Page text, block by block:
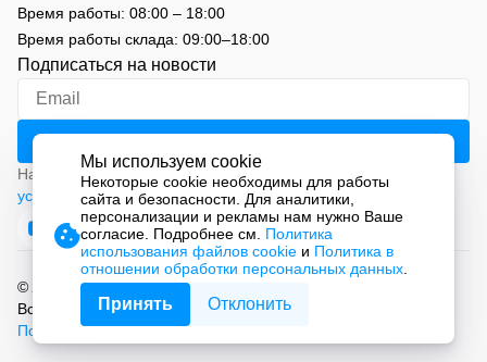
Время работы: 08:00 – 18:00
Время работы склада: 09:00–18:00
Подписаться на новости
Нажимая на кнопку «Подписаться», вы соглашаетесь с
условиями обработки персональных данных
© 2026 ООО «СМАРТ Автоматизация»
Все права защищены.
Политика обработки персональных данных
Мы используем cookie
Некоторые cookie необходимы для работы
сайта и безопасности. Для аналитики,
персонализации и рекламы нам нужно Ваше
согласие. Подробнее см. Политика
использования файлов cookie и Политика в
отношении обработки персональных данных
Принять Отклонить